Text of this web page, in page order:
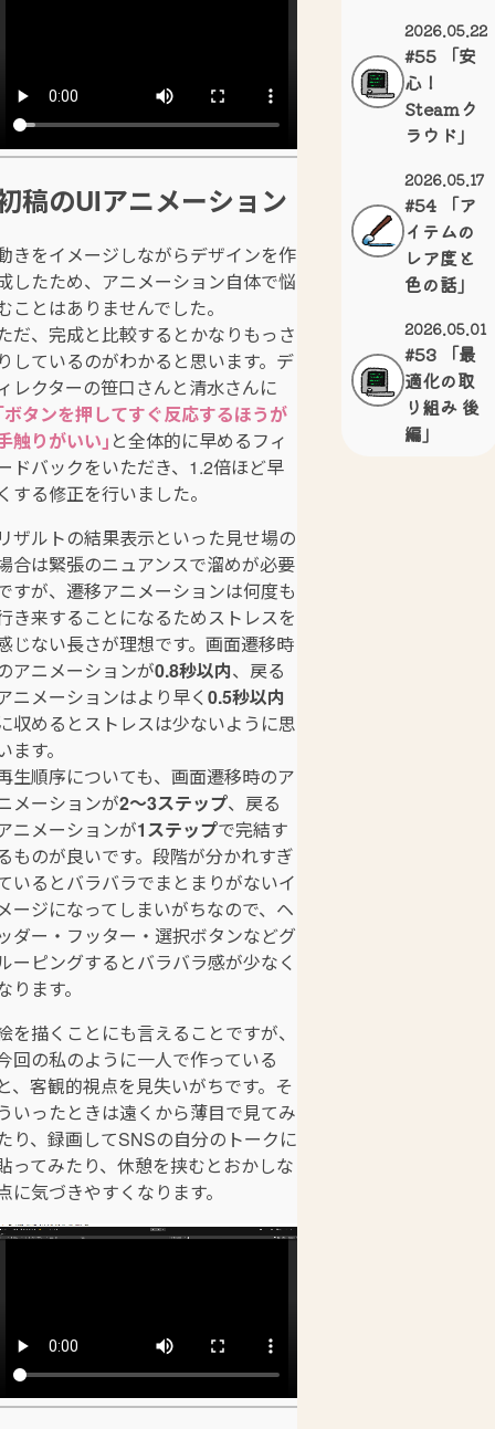
稿のUIアニメーション
きをイメージしながらデザインを作
したため、アニメーション自体で悩
ことはありませんでした。
だ、完成と比較するとかなりもっさ
しているのがわかると思います。デ
レクターの笹口さんと清水さんに
ボタンを押してすぐ反応するほうが
触りがいい｣ と全体的に早めるフィ
ドバックをいただき、1.2倍ほど早
する修正を行いました。
ザルトの結果表示といった見せ場の
合は緊張のニュアンスで溜めが必要
すが、遷移アニメーションは何度も
き来することになるためストレスを
じない長さが理想です。画面遷移時
アニメーションが0.8秒以内、戻る
ニメーションはより早く0.5秒以内
収めるとストレスは少ないように思
ます。
生順序についても、画面遷移時のア
メーションが2～3ステップ、戻る
ニメーションが1ステップで完結す
ものが良いです。段階が分かれすぎ
いるとバラバラでまとまりがないイ
ージになってしまいがちなので、ヘ
ダー・フッター・選択ボタンなどグ
ーピングするとバラバラ感が少なく
ります。
を描くことにも言えることですが、
回の私のように一人で作っている
、客観的視点を見失いがちです。そ
いったときは遠くから薄目で見てみ
り、録画してSNSの自分のトークに
ってみたり、休憩を挟むとおかしな
に気づきやすくなります。
2026.05.22
#55 「安
心！
Steamク
ラウド」
2026.05.17
#54 「ア
イテムの
レア度と
色の話」
2026.05.01
#53 「最
適化の取
り組み 後
編」